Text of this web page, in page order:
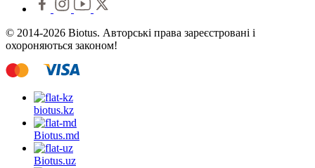
© 2014-2026 Biotus. Авторські права зареєстровані і
охороняються законом!
biotus.kz
Biotus.md
Biotus.uz